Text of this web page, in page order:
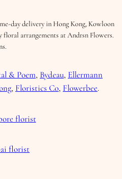
day delivery in Hong Kong, Kowloon
arrangements at Andrsn Flowers.
& Poem, Bydeau, Ellermann
, Floristics Co, Flowerbee.
florist
florist